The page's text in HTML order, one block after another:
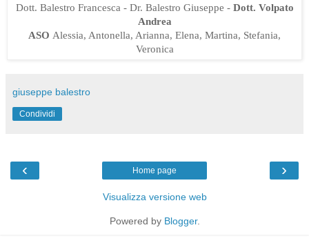
Dott. Balestro Francesca - Dr. Balestro Giuseppe - Dott. Volpato
Andrea
ASO Alessia, Antonella, Arianna, Elena, Martina, Stefania,
Veronica
giuseppe balestro
Condividi
‹ ›
Home page
Visualizza versione web
Powered by Blogger.